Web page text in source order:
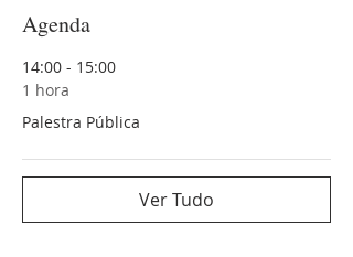
Agenda
14:00 - 15:00
1 hora
Palestra Pública
Ver Tudo